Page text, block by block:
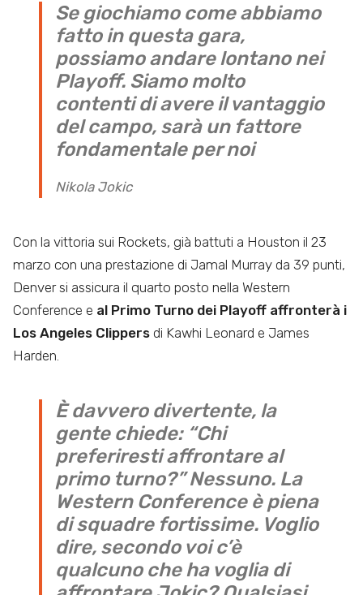
Se giochiamo come abbiamo
fatto in questa gara,
possiamo andare lontano nei
Playoff. Siamo molto
contenti di avere il vantaggio
del campo, sarà un fattore
fondamentale per noi
Nikola Jokic
Con la vittoria sui Rockets, già battuti a Houston il 23
marzo con una prestazione di Jamal Murray da 39 punti,
Denver si assicura il quarto posto nella Western
Conference e al Primo Turno dei Playoff affronterà i
Los Angeles Clippers di Kawhi Leonard e James
Harden.
È davvero divertente, la
gente chiede: “Chi
preferiresti affrontare al
primo turno?” Nessuno. La
Western Conference è piena
di squadre fortissime. Voglio
dire, secondo voi c’è
qualcuno che ha voglia di